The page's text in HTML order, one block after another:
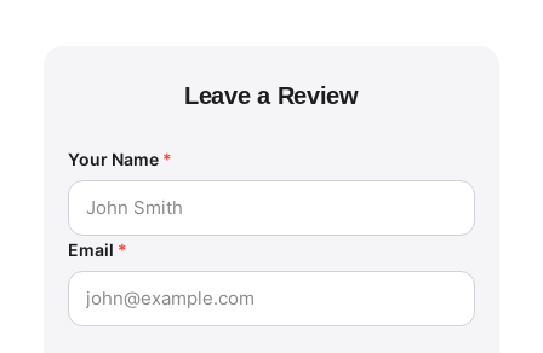
Leave a Review
Your Name *
Email *